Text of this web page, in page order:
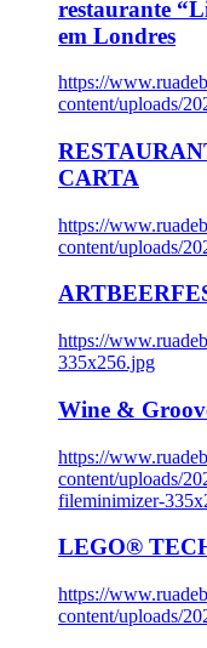
restaurante
em Londres
https://
content/uploads/
CARTA
https://
content/uploads/
https://
335x256.jpg
Wine &
https://
content/uploads/
fileminimizer-
LEGO®
https://
content/uploads/